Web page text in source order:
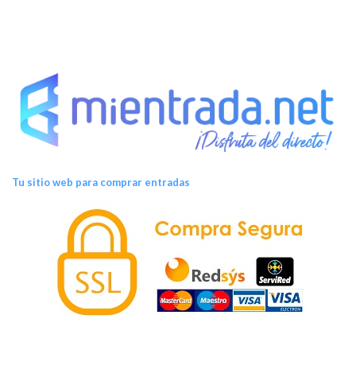
Tu sitio web para comprar entradas